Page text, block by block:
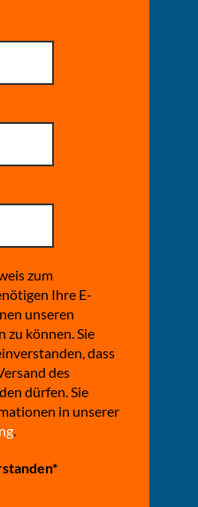
zum
Ihre E-
unseren
zu können. Sie
dass
des
dürfen. Sie
in unserer
.